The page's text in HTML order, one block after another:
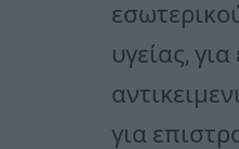
υγείας,
για